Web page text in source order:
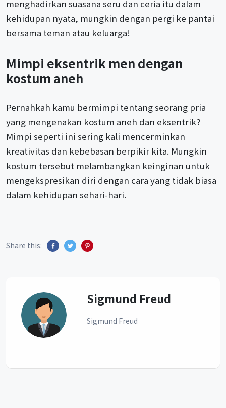
menghadirkan suasana seru dan ceria itu dalam
kehidupan nyata, mungkin dengan pergi ke pantai
bersama teman atau keluarga!
Mimpi eksentrik men dengan
kostum aneh
Pernahkah kamu bermimpi tentang seorang pria
yang mengenakan kostum aneh dan eksentrik?
Mimpi seperti ini sering kali mencerminkan
kreativitas dan kebebasan berpikir kita. Mungkin
kostum tersebut melambangkan keinginan untuk
mengekspresikan diri dengan cara yang tidak biasa
dalam kehidupan sehari-hari.
Share this:
Sigmund Freud
Sigmund Freud